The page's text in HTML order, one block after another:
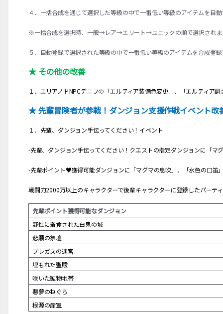
４．一括合成を通じて選択した等級の中で一番低い等級のアイテムを自
※一括合成を選択時、一般→レア→エリート→ユニックの順で選択され
５．自動登録で選択された等級の中で一番低い等級のアイテムを合成登
★ その他の改善
１．エリアノドNPCデニフの 「エルティア装備色変更」、「エルティア調
★ 先輩冒険者が参戦！ダンジョン支援作戦イベント改
１．先輩、ダンジョン手伝ってください！イベント
-先輩、ダンジョン手伝ってください！クエストの指定ダンジョンに「マ
-先輩ポイント♥獲得可能ダンジョンに「マグマの息吹」、「水色の口笛
戦闘力2000万以上のキャラクターで後輩キャラクターに登録したパーテ
先輩ポイント獲得可能なダンジョン
野性に蚕食された白鬼の城
悲願の祭壇
プレガスの迷宮
埋もれた聖殿
咲いた鉱物地帯
悪夢のねぐら
根源の産室